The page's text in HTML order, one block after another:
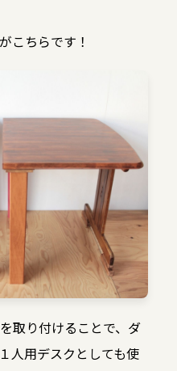
こちらです！
取り付けることで、ダ
人用デスクとしても使